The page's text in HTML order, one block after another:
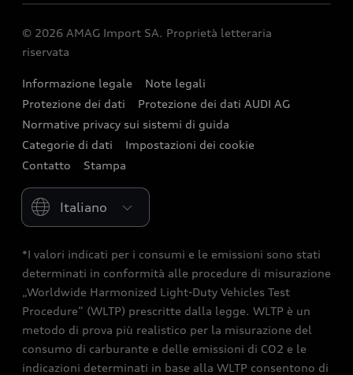
Offerte
Leasing e assicurazione
Veicoli nuovi in pronta consegna
Occasioni Audi
Accessori Originali Audi
Clienti commerciali
Assistenza su un veicolo elettrico
Audi Destinations
quattro
We race for progress
Siti di produzione
Storia
© 2026 AMAG Import SA. Proprietà letteraria
riservata
Informazione legale
Note legali
Protezione dei dati
Protezione dei dati AUDI AG
Normative privacy sui sistemi di guida
Categorie di dati
Impostazioni dei cookie
Contatto
Stampa
Please select country
*I valori indicati per i consumi e le emissioni sono stati
determinati in conformità alle procedure di misurazione
„Worldwide Harmonized Light-Duty Vehicles Test
Procedure“ (WLTP) prescritte dalla legge. WLTP è un
metodo di prova più realistico per la misurazione del
consumo di carburante e delle emissioni di CO2 e le
indicazioni determinati in base alla WLTP consentono di